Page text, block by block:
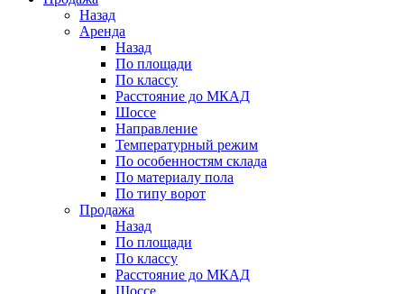
Назад
Аренда
Назад
По площади
По классу
Расстояние до МКАД
Шоссе
Направление
Температурный режим
По особенностям склада
По материалу пола
По типу ворот
Продажа
Назад
По площади
По классу
Расстояние до МКАД
Шоссе